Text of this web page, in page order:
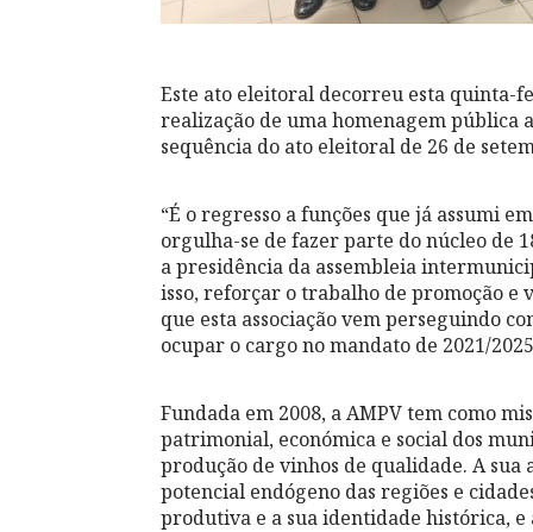
Este ato eleitoral decorreu esta quinta-
realização de uma homenagem pública
sequência do ato eleitoral de 26 de
“É o regresso a funções que já assumi
orgulha-se de fazer parte do núcleo de
a presidência da assembleia
isso, reforçar o trabalho de promoção
que esta associação vem perseguindo
ocupar o cargo no mandato de 2021/
Fundada em 2008, a AMPV tem como
patrimonial, económica e social dos
produção de vinhos de qualidade. A
potencial endógeno das regiões e
produtiva e a sua identidade histórica,